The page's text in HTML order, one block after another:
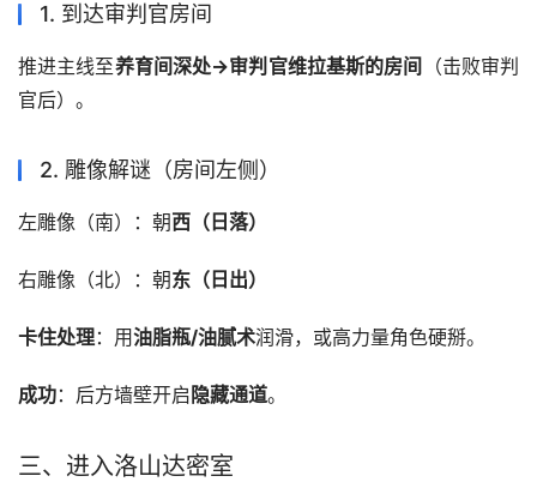
1. 到达审判官房间
推进主线至养育间深处→审判官维拉基斯的房间
（击败审判
官后）。
2. 雕像解谜（房间左侧）
左雕像（南）：朝西（日落）
右雕像（北）：朝东（日出）
卡住处理：用油脂瓶/油腻术润滑，或高力量角色硬掰。
成功：后方墙壁开启 隐藏通道。
三、进入洛山达密室